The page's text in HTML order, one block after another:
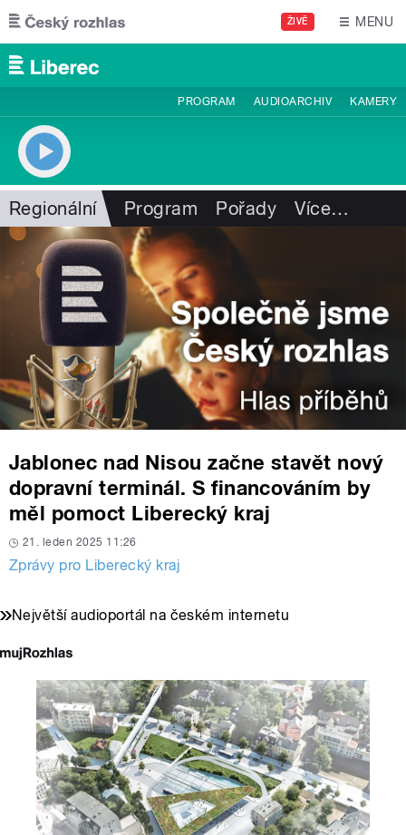
Přejít k hlavnímu obsahu
ŽIVĚ MENU
PROGRAM AUDIOARCHIV KAMERY
Regionální Program Pořady Více…
Jablonec nad Nisou začne stavět nový
dopravní terminál. S financováním by
měl pomoct Liberecký kraj
21. leden 2025 11:26
Zprávy pro Liberecký kraj
Největší audioportál na českém internetu